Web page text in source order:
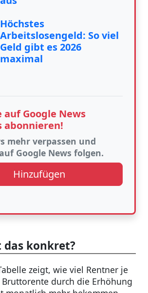
Höchstes
Arbeitslosengeld: So viel
Geld gibt es 2026
maximal
auf Google News
abonnieren!
mehr verpassen und
Google News folgen.
Hinzufügen
das konkret?
zeigt, wie viel Rentner je
durch die Erhöhung